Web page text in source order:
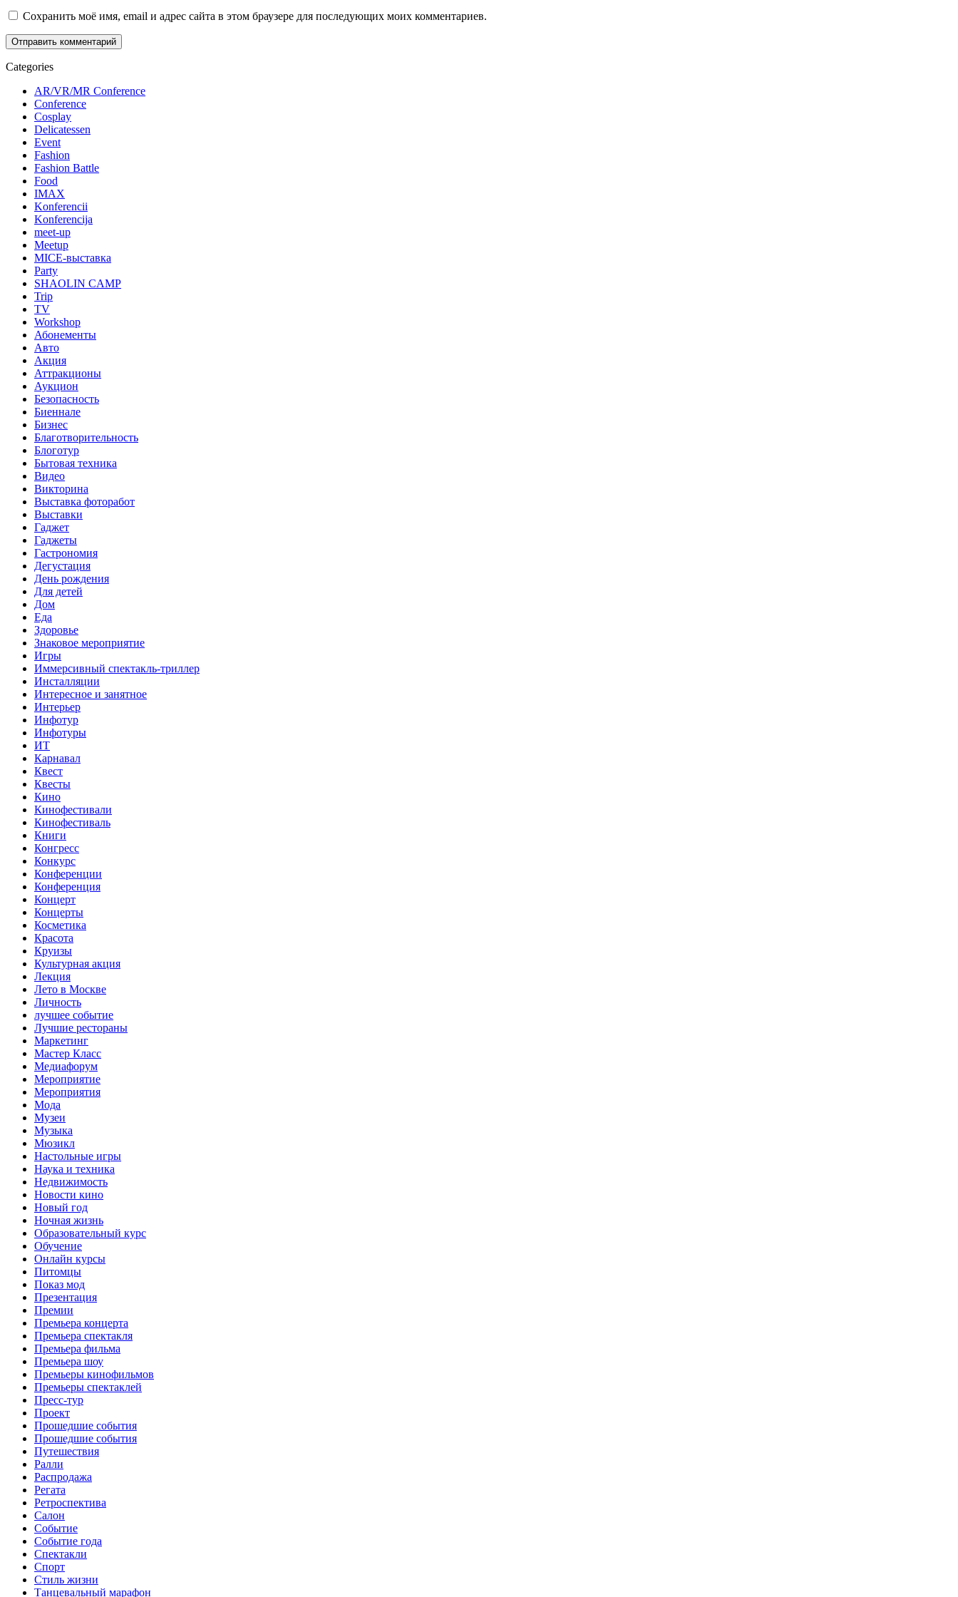
Сохранить моё имя, email и адрес сайта в этом браузере для последующих моих комментариев.
Categories
AR/VR/MR Conference
Conference
Cosplay
Delicatessen
Event
Fashion
Fashion Battle
Food
IMAX
Konferencii
Konferencija
meet-up
Meetup
MICE-выставка
Party
SHAOLIN CAMP
Trip
TV
Workshop
Абонементы
Авто
Акция
Аттракционы
Аукцион
Безопасность
Биеннале
Бизнес
Благотворительность
Блоготур
Бытовая техника
Видео
Викторина
Выставка фоторабот
Выставки
Гаджет
Гаджеты
Гастрономия
Дегустация
День рождения
Для детей
Дом
Еда
Здоровье
Знаковое мероприятие
Игры
Иммерсивный спектакль-триллер
Инсталляции
Интересное и занятное
Интерьер
Инфотур
Инфотуры
ИТ
Карнавал
Квест
Квесты
Кино
Кинофестивали
Кинофестиваль
Книги
Конгресс
Конкурс
Конференции
Конференция
Концерт
Концерты
Косметика
Красота
Круизы
Культурная акция
Лекция
Лето в Москве
Личность
лучшее событие
Лучшие рестораны
Маркетинг
Мастер Класс
Медиафорум
Мероприятие
Мероприятия
Мода
Музеи
Музыка
Мюзикл
Настольные игры
Наука и техника
Недвижимость
Новости кино
Новый год
Ночная жизнь
Образовательный курс
Обучение
Онлайн курсы
Питомцы
Показ мод
Презентация
Премии
Премьера концерта
Премьера спектакля
Премьера фильма
Премьера шоу
Премьеры кинофильмов
Премьеры спектаклей
Пресс-тур
Проект
Прошедшие события
Прошедшие события
Путешествия
Ралли
Распродажа
Регата
Ретроспектива
Салон
Событие
Событие года
Спектакли
Спорт
Стиль жизни
Танцевальный марафон